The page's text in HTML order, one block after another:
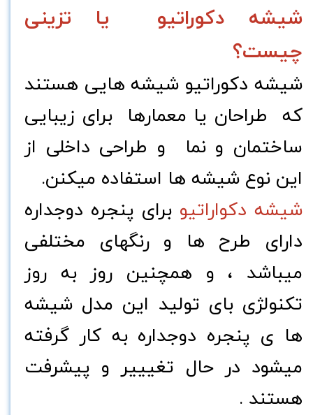
شیشه دکوراتیو یا تزینی
چیست؟
شیشه دکوراتیو شیشه هایی هستند
که طراحان یا معمارها برای زیبایی
ساختمان و نما و طراحی داخلی از
این نوع شیشه ها استفاده میکنن.
شیشه دکواراتیو برای پنجره دوجداره
دارای طرح ها و رنگهای مختلفی
میباشد ، و همچنین روز به روز
تکنولژی بای تولید این مدل شیشه
ها ی پنجره دوجداره به کار گرفته
میشود در حال تغیییر و پیشرفت
هستند .